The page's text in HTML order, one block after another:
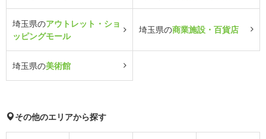
埼玉県のアウトレット・ショ
ッピングモール
埼玉県の商業施設・百貨店
埼玉県の美術館
その他のエリアから探す